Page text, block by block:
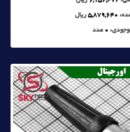
5,879,640 ریال
0 عدد